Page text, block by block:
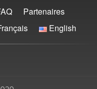
Partenaires
English